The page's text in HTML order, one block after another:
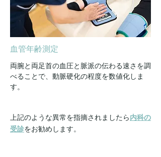
血管年齢測定
両腕と両足首の血圧と脈派の伝わる速さを調
べることで、動脈硬化の程度を数値化しま
す。
上記のような異常を指摘されましたら内科の
受診をお勧めします。